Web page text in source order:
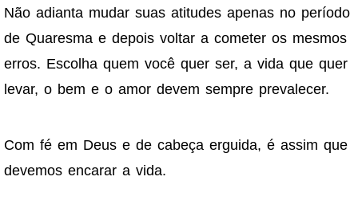
Não adianta mudar suas atitudes apenas no período
de Quaresma e depois voltar a cometer os mesmos
erros. Escolha quem você quer ser, a vida que quer
levar, o bem e o amor devem sempre prevalecer.
Com fé em Deus e de cabeça erguida, é assim que
devemos encarar a vida.